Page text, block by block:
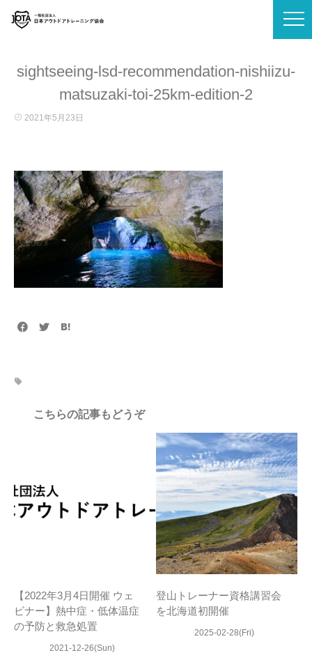
sightseeing-lsd-recommendation-nishiizu-
matsuzaki-toi-25km-edition-2
2021年5月23日
こちらの記事もどうぞ
【2022年3月4日開催 ウェ
ビナー】熱中症・低体温症
の予防と救急処置
2021-12-26(Sun)
登山トレーナー資格講習会
を北海道初開催
2025-02-28(Fri)